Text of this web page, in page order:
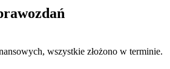
wszystkie złożono w terminie.